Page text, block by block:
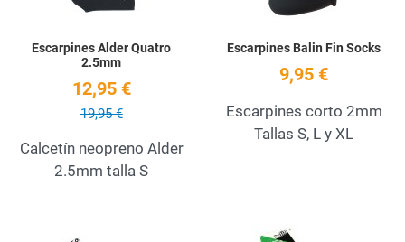
Escarpines Alder Quatro
2.5mm
12,95 €
19,95 €
Calcetín neopreno Alder
2.5mm talla S
Escarpines Balin Fin Socks
9,95 €
Escarpines corto 2mm
Tallas S, L y XL
Add to Wishlist